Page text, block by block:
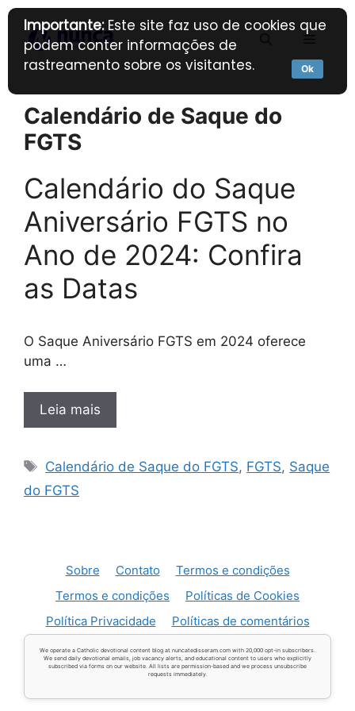
Pular
para
conteúdo
Calendário de Saque do
FGTS
Calendário do Saque
Aniversário FGTS no
Ano de 2024: Confira
as Datas
O Saque Aniversário FGTS em 2024 oferece
uma …
Leia mais
Tags
Calendário de Saque do FGTS, FGTS, Saque
do FGTS
Sobre Contato
Termos e condições
Termos e condições
Políticas de Cookies
Política Privacidade
Políticas de comentários
We operate a Catholic devotional content blog at nuncatedisseram.com with 20,000 opt-in subscribers.
We send daily devotional emails, job vacancy alerts, and educational content to users who explicitly
subscribed via forms on our website. All lists are permission-based and we process unsubscribe
requests immediately.
Importante:Este site faz uso de cookies que
podem conter informações de
rastreamento sobre os visitantes.
Ok